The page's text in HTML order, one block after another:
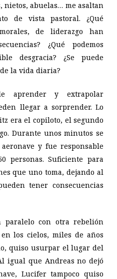
nietos, abuelas… me asaltan
de vista pastoral. ¿Qué
de liderazgo han
¿Qué podemos
desgracia? ¿Se puede
la vida diaria?
aprender y extrapolar
llegar a sorprender. Lo
era el copiloto, el segundo
Durante unos minutos se
y fue responsable
personas. Suficiente para
que uno toma, dejando al
tener consecuencias
con otra rebelión
los cielos, miles de años
quiso usurpar el lugar del
igual que Andreas no dejó
Lucifer tampoco quiso